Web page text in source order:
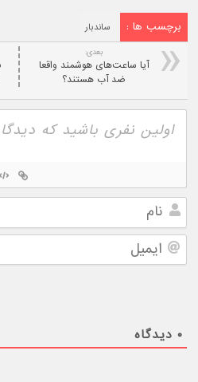
برچسب ها : ساندبار
بعدی:
آیا ساعت‌های هوشمند واقعا
ضد آب هستند؟
۰ دیدگاه